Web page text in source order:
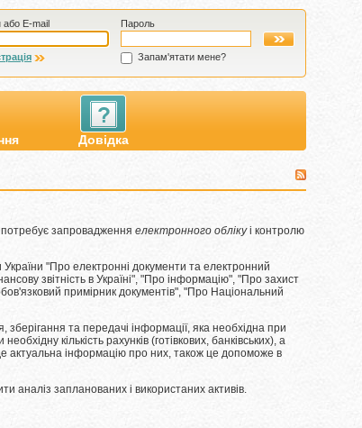
або E-mail Пароль
Запам'ятати мене?
Довідка
потребує запровадження електронного облікуі контролю
"Про електронні документи та електронний
звітність в Україні", "Про інформацію", "Про захист
примірник документів", "Про Національний
та передачі інформації, яка необхідна при
кількість рахунків (готівкових, банківських), а
актуальна інформацію про них, також це допоможе в
аналіз запланованих і використаних активів.